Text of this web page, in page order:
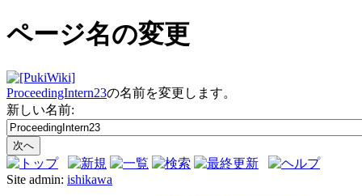
ページ名の変更
ProceedingIntern23の名前を変更します。
新しい名前:
Site admin: ishikawa